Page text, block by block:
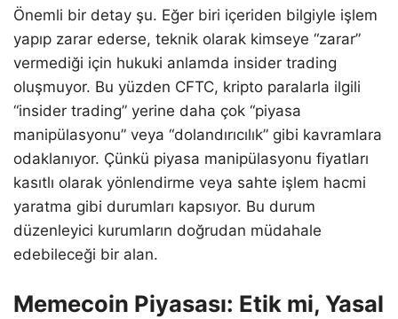
Önemli bir detay şu. Eğer biri içeriden bilgiyle işlem
yapıp zarar ederse, teknik olarak kimseye “zarar”
vermediği için hukuki anlamda insider trading
oluşmuyor. Bu yüzden CFTC, kripto paralarla ilgili
“insider trading” yerine daha çok “piyasa
manipülasyonu” veya “dolandırıcılık” gibi kavramlara
odaklanıyor. Çünkü piyasa manipülasyonu fiyatları
kasıtlı olarak yönlendirme veya sahte işlem hacmi
yaratma gibi durumları kapsıyor. Bu durum
düzenleyici kurumların doğrudan müdahale
edebileceği bir alan.
Memecoin Piyasası: Etik mi, Yasal